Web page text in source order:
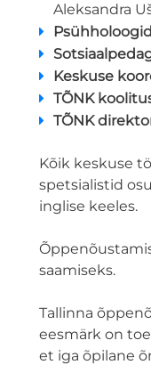
Aleksandra
Keskuse
TÕNK
TÕNK
Kõik keskuse
spetsialistid
inglise keeles.
saamiseks.
Tallinna
eesmärk on
et iga õpilane